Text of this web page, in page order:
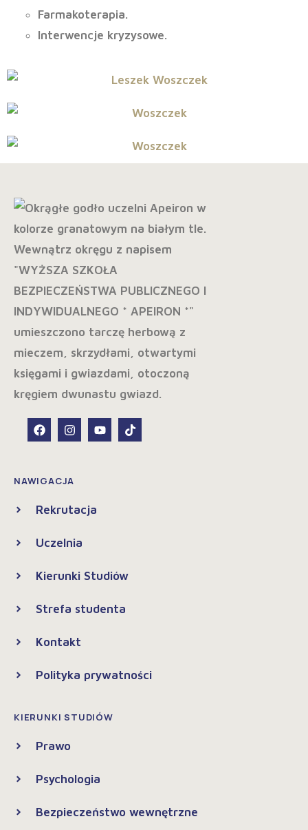
Farmakoterapia.
Interwencje kryzysowe.
NAWIGACJA
Rekrutacja
Uczelnia
Kierunki Studiów
Strefa studenta
Kontakt
Polityka prywatności
KIERUNKI STUDIÓW
Prawo
Psychologia
Bezpieczeństwo wewnętrzne